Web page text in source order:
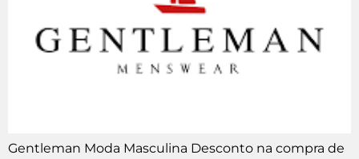
Gentleman Moda Masculina Desconto na compra de